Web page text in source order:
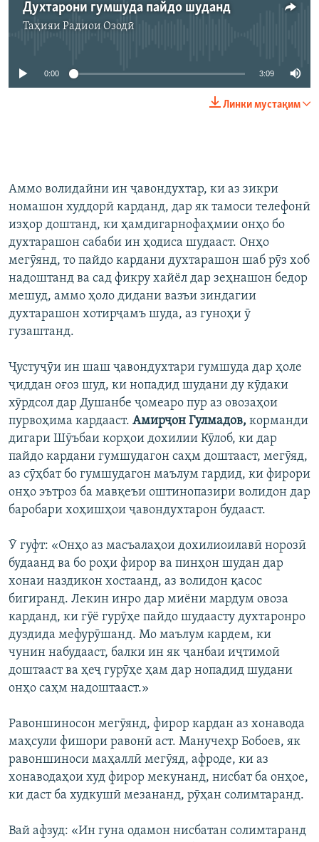
Духтарони гумшуда пайдо шуданд
Таҳияи Радиои Озодӣ
Феълан кор намекунад
0:00 3:09
Линки мустақим
Аммо волидайни ин ҷавондухтар, ки аз зикри
номашон худдорӣ карданд, дар як тамоси телефонӣ
изҳор доштанд, ки ҳамдигарнофаҳмии онҳо бо
духтарашон сабаби ин ҳодиса шудааст. Онҳо
мегӯянд, то пайдо кардани духтарашон шаб рӯз хоб
надоштанд ва сад фикру хайёл дар зеҳнашон бедор
мешуд, аммо ҳоло дидани вазъи зиндагии
духтарашон хотирҷамъ шуда, аз гуноҳи ӯ
гузаштанд.
Ҷустуҷӯи ин шаш ҷавондухтари гумшуда дар ҳоле
ҷиддан оғоз шуд, ки нопадид шудани ду кӯдаки
хӯрдсол дар Душанбе ҷомеаро пур аз овозаҳои
пурвоҳима кардааст. Амирҷон Гулмадов, корманди
дигари Шӯъбаи корҳои дохилии Кӯлоб, ки дар
пайдо кардани гумшудагон саҳм доштааст, мегӯяд,
аз сӯҳбат бо гумшудагон маълум гардид, ки фирори
онҳо эътроз ба мавқеъи оштинопазири волидон дар
баробари хоҳишҳои ҷавондухтарон будааст.
​Ӯ гуфт: «Онҳо аз масъалаҳои дохилиоилавӣ норозӣ
будаанд ва бо роҳи фирор ва пинҳон шудан дар
хонаи наздикон хостаанд, аз волидон қасос
бигиранд. Лекин инро дар миёни мардум овоза
карданд, ки гӯё гурӯҳе пайдо шудаасту духтаронро
дуздида мефурӯшанд. Мо маълум кардем, ки
чунин набудааст, балки ин як ҷанбаи иҷтимоӣ
доштааст ва ҳеҷ гурӯҳе ҳам дар нопадид шудани
онҳо саҳм надоштааст.»
Равоншиносон мегӯянд, фирор кардан аз хонавода
маҳсули фишори равонӣ аст. Манучеҳр Бобоев, як
равоншиноси маҳаллӣ мегӯяд, афроде, ки аз
хонаводаҳои худ фирор мекунанд, нисбат ба онҳое,
ки даст ба худкушӣ мезананд, рӯҳан солимтаранд.
Вай афзуд: «Ин гуна одамон нисбатан солимтаранд